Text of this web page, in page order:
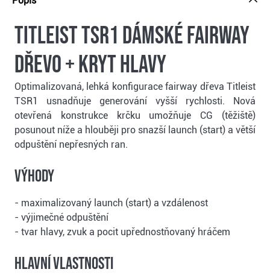
Titleist TSR1 dámské fairway
dřevo + kryt hlavy
Optimalizovaná, lehká konfigurace fairway dřeva Titleist
TSR1 usnadňuje generování vyšší rychlosti. Nová
otevřená konstrukce krčku umožňuje CG (těžiště)
posunout níže a hlouběji pro snazší launch (start) a větší
odpuštění nepřesných ran.
Výhody
- maximalizovaný launch (start) a vzdálenost
- výjimečné odpuštění
- tvar hlavy, zvuk a pocit upřednostňovaný hráčem
Hlavní vlastnosti